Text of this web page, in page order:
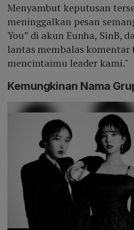
Menyambut keputusan
meninggalkan pesan
You” di akun Eunha, SinB,
lantas membalas komentar
mencintaimu leader kami."
Kemungkinan Nama